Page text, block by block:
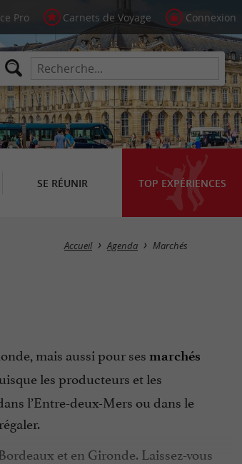
Pro Carnets de Voyage Connexion
SE RÉUNIR TOP EXPÉRIENCES
Masquer la carte
Accueil Agenda Marchés
mais aussi pour ses marchés
les producteurs et les
l’Entre-deux-Mers ou dans le
et en Gironde. Laissez-vous